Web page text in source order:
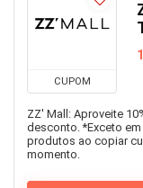
CUPOM
ZZ' Mall: Aproveite
desconto. *Exceto
produtos ao copiar
momento.